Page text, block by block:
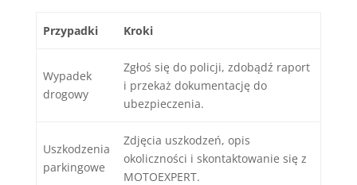
Przypadki Kroki
Wypadek
drogowy
Zgłoś się do policji, zdobądź raport
i przekaż dokumentację do
ubezpieczenia.
Uszkodzenia
parkingowe
Zdjęcia uszkodzeń, opis
okoliczności i skontaktowanie się z
MOTOEXPERT.